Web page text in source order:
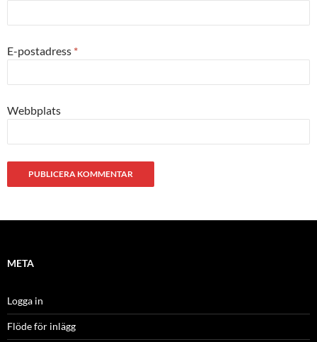
E-postadress *
Webbplats
META
Logga in
Flöde för inlägg